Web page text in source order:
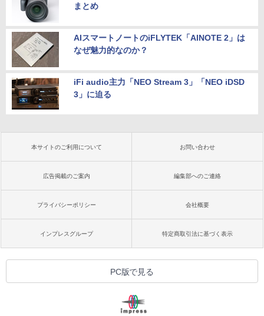
まとめ
AIスマートノートのiFLYTEK「AINOTE 2」は
なぜ魅力的なのか？
iFi audio主力「NEO Stream 3」「NEO iDSD
3」に迫る
本サイトのご利用について お問い合わせ
広告掲載のご案内 編集部へのご連絡
プライバシーポリシー 会社概要
インプレスグループ 特定商取引法に基づく表示
PC版で見る